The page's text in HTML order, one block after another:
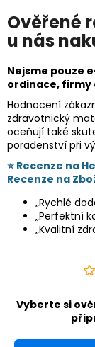
Ověřené
u nás
Nejsme pouze
ordinace, firmy
Hodnocení
zdravotnický
oceňují také
poradenství při
⭐ Recenze na
Recenze na
„Rychlé
„Perfektní
„Kvalitní
Vyberte si